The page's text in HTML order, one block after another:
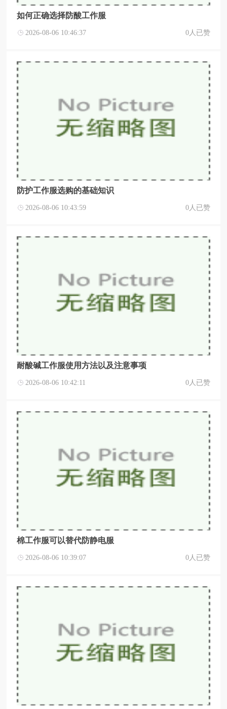
如何正确选择防酸工作服
2026-08-06 10:46:37 0人已赞
防护工作服选购的基础知识
2026-08-06 10:43:59 0人已赞
耐酸碱工作服使用方法以及注意事项
2026-08-06 10:42:11 0人已赞
棉工作服可以替代防静电服
2026-08-06 10:39:07 0人已赞